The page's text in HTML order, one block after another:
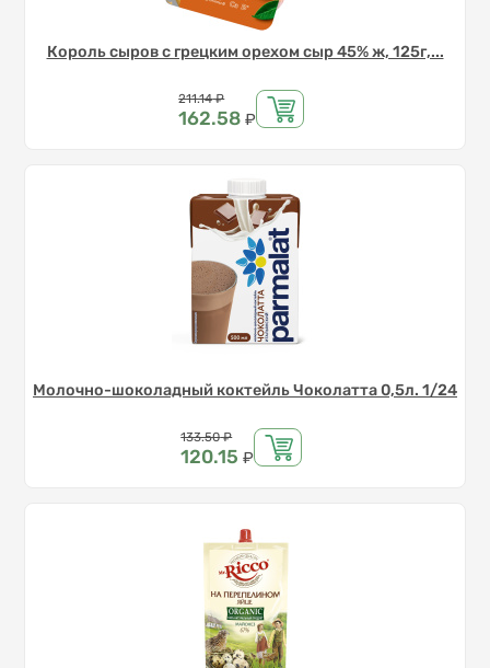
Король сыров с грецким орехом сыр 45% ж, 125г,...
Цена
211.14 ₽
162.58 ₽
Молочно-шоколадный коктейль Чоколатта 0,5л. 1/24
Цена
133.50 ₽
120.15 ₽